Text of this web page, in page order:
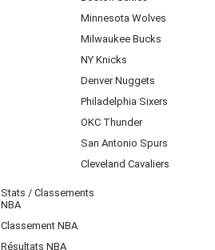
Minnesota Wolves
Milwaukee Bucks
NY Knicks
Denver Nuggets
Philadelphia Sixers
OKC Thunder
San Antonio Spurs
Cleveland Cavaliers
Stats / Classements
NBA
Classement NBA
Résultats NBA